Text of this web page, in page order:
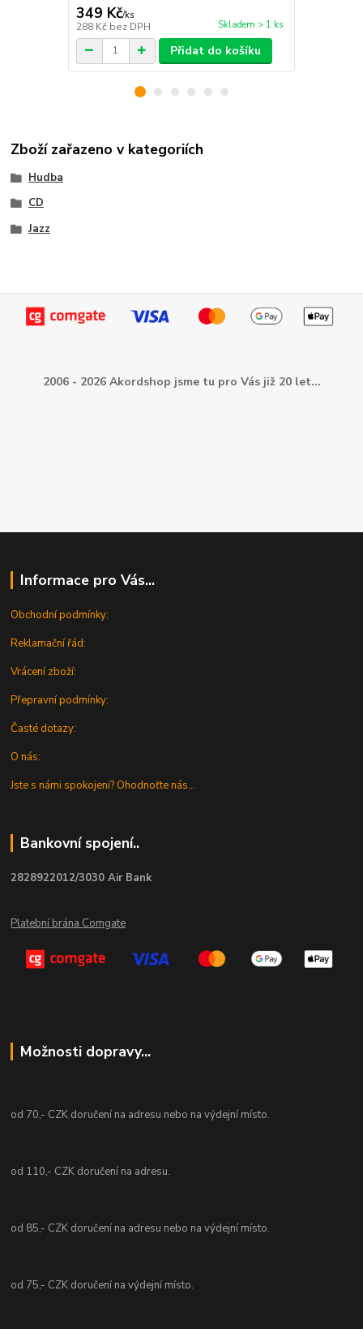
349 Kč/ks
288 Kč bez DPH Skladem > 1 ks
Přidat do košíku
Zboží zařazeno v kategoriích
Hudba
CD
Jazz
2006 - 2026 Akordshop jsme tu pro Vás již 20 let...
Informace pro Vás...
Obchodní podmínky:
Reklamační řád:
Vrácení zboží:
Přepravní podmínky:
Časté dotazy:
O nás:
Jste s námi spokojeni? Ohodnoťte nás...
Bankovní spojení..
2828922012/3030 Air Bank
Platební brána Comgate
Možnosti dopravy...
od 70,- CZK doručení na adresu nebo na výdejní místo.
od 110,- CZK doručení na adresu.
od 85,- CZK doručení na adresu nebo na výdejní místo.
od 75,- CZK doručení na výdejní místo.